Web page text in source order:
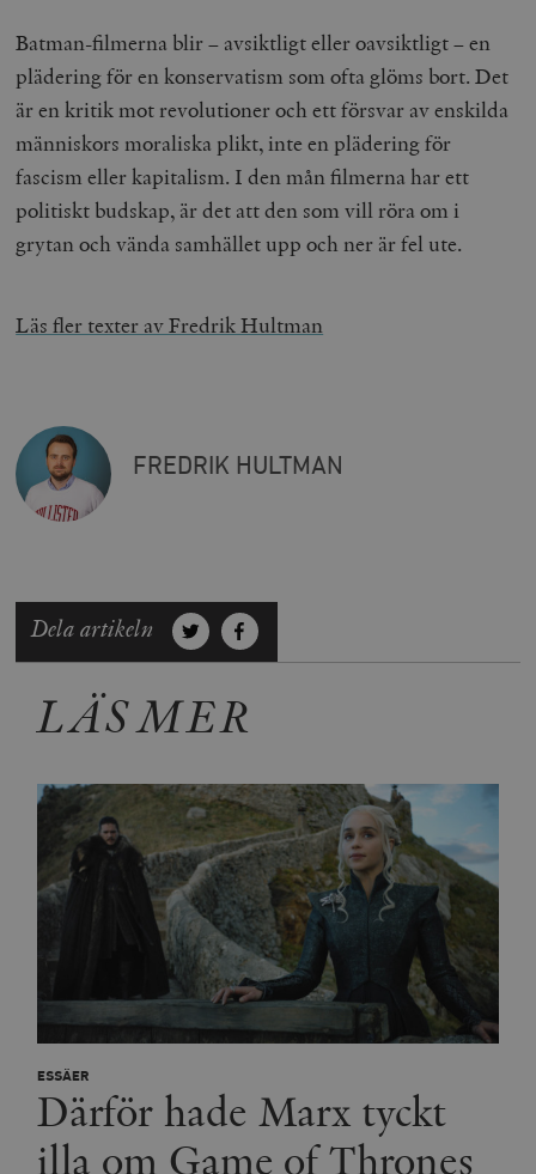
Batman-filmerna blir – avsiktligt eller oavsiktligt – en
plädering för en konservatism som ofta glöms bort. Det
är en kritik mot revolutioner och ett försvar av enskilda
människors moraliska plikt, inte en plädering för
fascism eller kapitalism. I den mån filmerna har ett
politiskt budskap, är det att den som vill röra om i
grytan och vända samhället upp och ner är fel ute.
Läs fler texter av Fredrik Hultman
FREDRIK HULTMAN
Dela artikeln
LÄS MER
ESSÄER
Därför hade Marx tyckt
illa om Game of Thrones